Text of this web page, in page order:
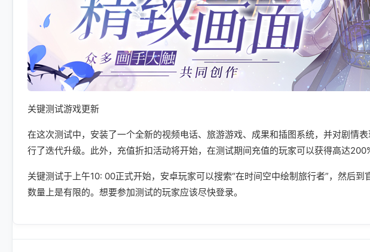
关键测试游戏更新
在这次测试中，安装了一个全新的视频电话、旅游游戏、成果和插图系统，并对剧情
行了迭代升级。此外，充值折扣活动将开始，在测试期间充值的玩家可以获得高达
关键测试于上午10: 00正式开始，安卓玩家可以搜索“在时间空中绘制旅行者”，然后
数量上是有限的。想要参加测试的玩家应该尽快登录。